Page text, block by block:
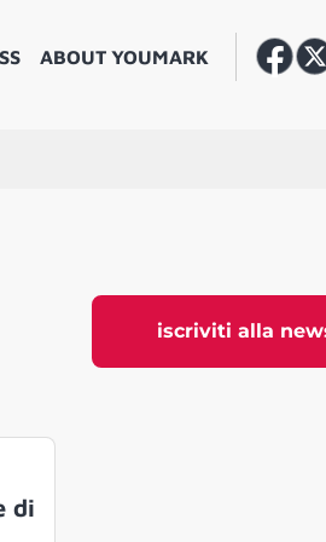
ABOUT YOUMARK
iscriviti alla
di